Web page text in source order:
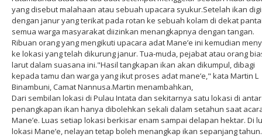
yang disebut malahaan atau sebuah upacara syukur.Setelah ikan
dengan janur yang terikat pada rotan ke sebuah kolam di dekat
semua warga masyarakat diizinkan menangkapnya dengan tangan.
Ribuan orang yang mengikuti upacara adat Mane’e ini kemudian
ke lokasi yang telah dikurung janur. Tua-muda, pejabat atau orang
larut dalam suasana ini."Hasil tangkapan ikan akan dikumpul, dibagi
kepada tamu dan warga yang ikut proses adat mane’e," kata Martin L
Binambuni, Camat Nannusa.Martin menambahkan,
Dari sembilan lokasi di Pulau Intata dan sekitarnya satu lokasi di
penangkapan ikan hanya dibolehkan sekali dalam setahun saat
Mane’e. Luas setiap lokasi berkisar enam sampai delapan hektar. Di
lokasi Mane’e, nelayan tetap boleh menangkap ikan sepanjang tahun.